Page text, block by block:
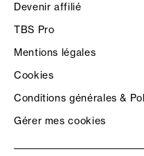
Devenir affilié
TBS Pro
Mentions légales
Cookies
Conditions générales &
Gérer mes cookies